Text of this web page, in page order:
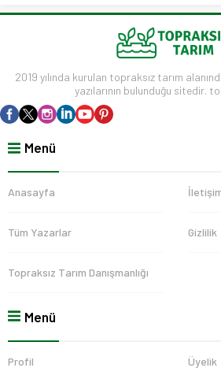
2019 yılında kurulan topraksız tarım
yazılarının bulunduğu sitedir.
Menü
Anasayfa
Tüm Yazarlar Gizlilik
Topraksız Tarım Danışmanlığı
Menü
Profil Üyelik